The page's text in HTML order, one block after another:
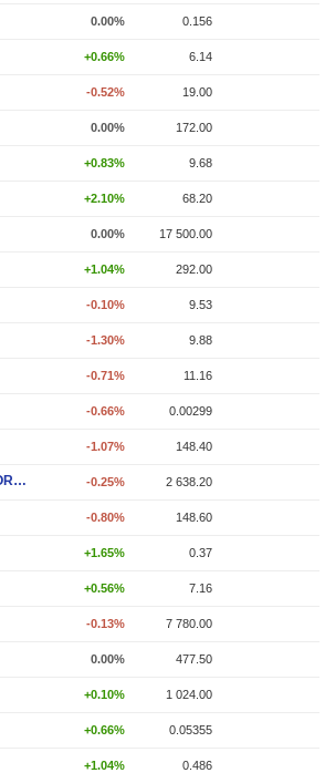
0.00% 0.156
+0.66% 6.14
-0.52% 19.00
0.00% 172.00
+0.83% 9.68
+2.10% 68.20
0.00% 17 500.00
+1.04% 292.00
-0.10% 9.53
-1.30% 9.88
-0.71% 11.16
-0.66% 0.00299
-1.07% 148.40
АДР HeadHunter Group ORD SHS -0.25% 2 638.20
-0.80% 148.60
+1.65% 0.37
+0.56% 7.16
-0.13% 7 780.00
0.00% 477.50
+0.10% 1 024.00
+0.66% 0.05355
+1.04% 0.486